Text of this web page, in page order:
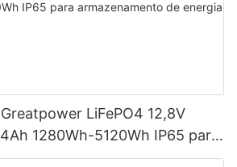
LiFePO4 12,8V
1280Wh-5120Wh IP65 para
energia